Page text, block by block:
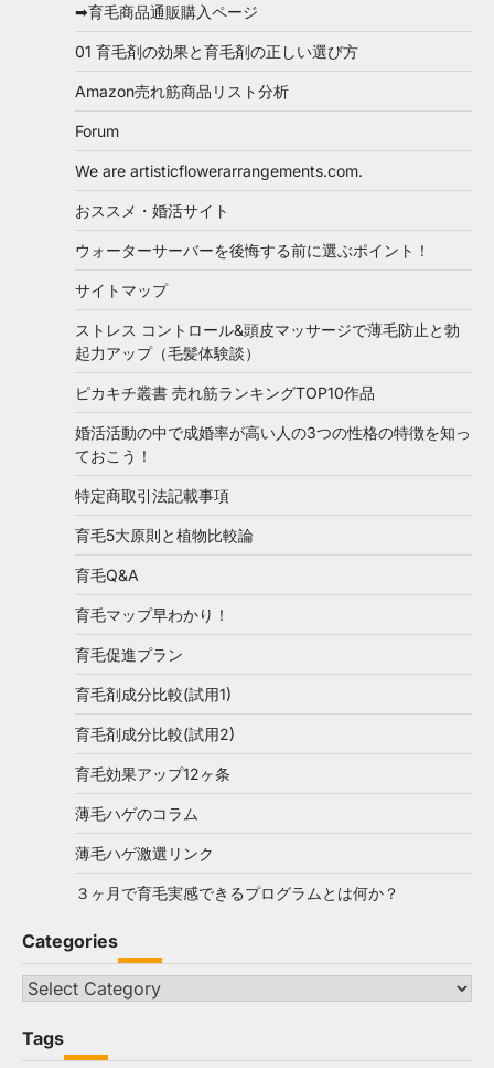
➡育毛商品通販購入ページ
01 育毛剤の効果と育毛剤の正しい選び方
Amazon売れ筋商品リスト分析
Forum
We are artisticflowerarrangements.com.
おススメ・婚活サイト
ウォーターサーバーを後悔する前に選ぶポイント！
サイトマップ
ストレス コントロール&頭皮マッサージで薄毛防止と勃
起力アップ（毛髪体験談）
ピカキチ叢書 売れ筋ランキングTOP10作品
婚活活動の中で成婚率が高い人の3つの性格の特徴を知っ
ておこう！
特定商取引法記載事項
育毛5大原則と植物比較論
育毛Q&A
育毛マップ早わかり！
育毛促進プラン
育毛剤成分比較(試用1)
育毛剤成分比較(試用2)
育毛効果アップ12ヶ条
薄毛ハゲのコラム
薄毛ハゲ激選リンク
３ヶ月で育毛実感できるプログラムとは何か？
Categories
Categories
Tags